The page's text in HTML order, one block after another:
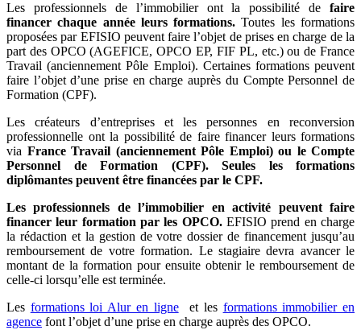
Les professionnels de l’immobilier ont la possibilité de faire
financer chaque année leurs formations. Toutes lesformations
proposées par EFISIO peuvent faire l’objet de prises en charge de la
part des OPCO (AGEFICE, OPCO EP, FIF PL, etc.) ou de France
Travail (anciennement Pôle Emploi). Certaines formations peuvent
faire l’objet d’une prise en charge auprès du Compte Personnel de
Formation (CPF).
Les créateurs d’entreprises et les personnes en reconversion
professionnelle ont la possibilité de faire financer leurs formations
via France Travail (anciennement Pôle Emploi) ou le Compte
Personnel de Formation (CPF). Seules les formations
diplômantes peuvent être financées par le CPF.
Les professionnels de l’immobilier en activité peuvent faire
financer leur formation par les OPCO.EFISIO prend en charge
la rédaction et la gestion de votre dossier de financement jusqu’au
remboursement de votre formation. Le stagiaire devra avancer le
montant de la formation pour ensuite obtenir le remboursement de
celle-ci lorsqu’elle est terminée.
Les formations loi Alur en ligneet les formations immobilier en
agence font l’objet d’une prise en charge auprès des OPCO.